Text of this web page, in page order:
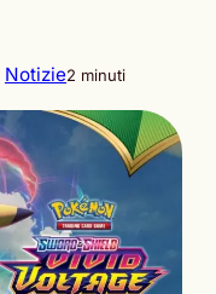
Notizie2 minuti